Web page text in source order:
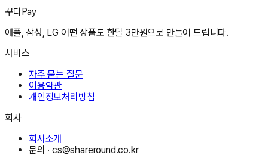
꾸다Pay
애플, 삼성, LG 어떤 상품도 한달 3만원으로 만들어 드립니다.
서비스
자주 묻는 질문
이용약관
개인정보처리방침
회사
회사소개
문의 ·cs@shareround.co.kr